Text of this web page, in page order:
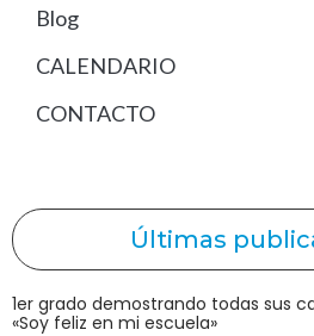
Blog
CALENDARIO
CONTACTO
Últimas
1er grado demostrando todas sus
«Soy feliz en mi escuela»